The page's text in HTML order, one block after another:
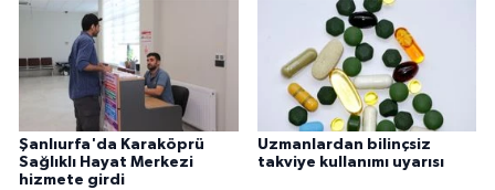
Şanlıurfa'da Karaköprü
Sağlıklı Hayat Merkezi
hizmete girdi
Uzmanlardan bilinçsiz
takviye kullanımı uyarısı